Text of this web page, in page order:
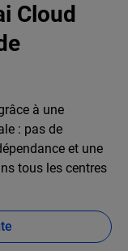
Cloud
à une
: pas de
et une
tous les centres